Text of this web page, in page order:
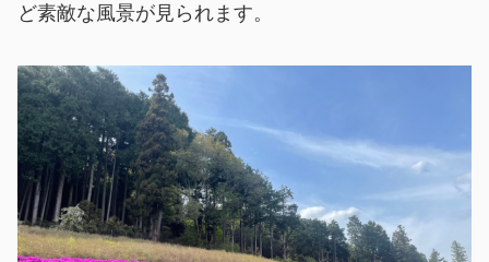
ど素敵な風景が見られます。